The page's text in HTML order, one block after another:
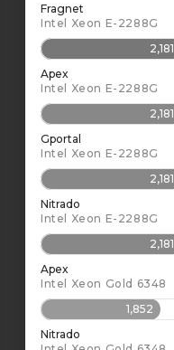
Fragnet
Intel Xeon E-2288G
2,181
Apex
Intel Xeon E-2288G
2,181
Gportal
Intel Xeon E-2288G
2,181
Nitrado
Intel Xeon E-2288G
2,181
Apex
Intel Xeon Gold 6348
1,852
Nitrado